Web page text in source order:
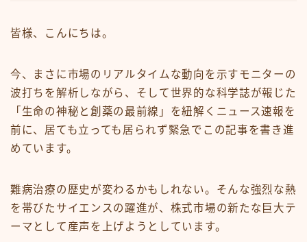
皆様、こんにちは。
今、まさに市場のリアルタイムな動向を示すモニターの
波打ちを解析しながら、そして世界的な科学誌が報じた
「生命の神秘と創薬の最前線」を紐解くニュース速報を
前に、居ても立っても居られず緊急でこの記事を書き進
めています。
難病治療の歴史が変わるかもしれない。そんな強烈な熱
を帯びたサイエンスの躍進が、株式市場の新たな巨大テ
ーマとして産声を上げようとしています。